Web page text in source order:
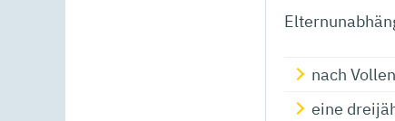
nach
eine